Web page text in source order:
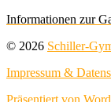
Informationen zur
© 2026 Schiller-
Impressum &
Präsentiert von